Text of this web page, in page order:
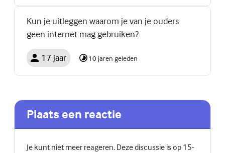
Kun je uitleggen waarom je van je ouders
geen internet mag gebruiken?
17 jaar 10 jaren geleden
Plaats een reactie
Je kunt niet meer reageren. Deze discussie is op 15-